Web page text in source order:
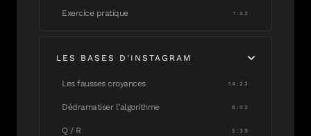
Exercice pratique 1:42
LES BASES D'INSTAGRAM
Les fausses croyances 14:23
Dédramatiser l’algorithme 6:02
Q / R 5:39